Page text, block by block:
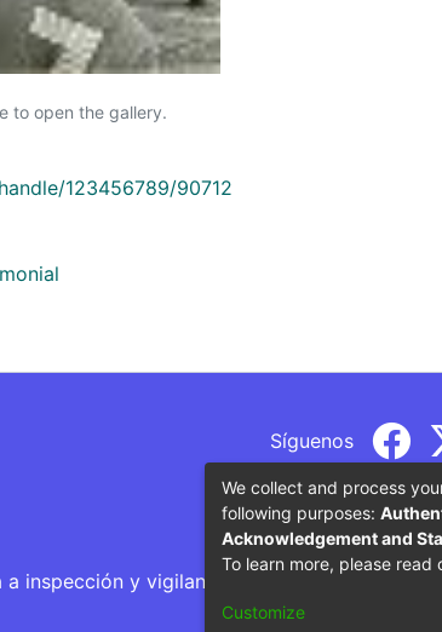
to open the gallery.
123456789/90712
Síguenos
inspección y vigilancia por parte del
We collect and process
following purposes:
Acknowledgement and
To learn more, please read
Customize